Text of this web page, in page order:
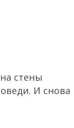
стены
И снова